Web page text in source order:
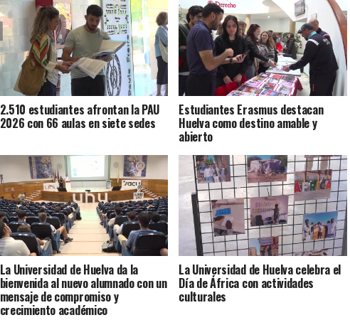
2.510 estudiantes afrontan la PAU
2026 con 66 aulas en siete sedes
Estudiantes Erasmus destacan
Huelva como destino amable y
abierto
La Universidad de Huelva da la
bienvenida al nuevo alumnado con un
mensaje de compromiso y
crecimiento académico
La Universidad de Huelva celebra el
Día de África con actividades
culturales